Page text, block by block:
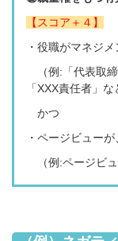
【スコア＋４】
・役職がマネジ
（例: 「代表取
「XXX責任者」な
かつ
・ページビューが
（例:ページビ